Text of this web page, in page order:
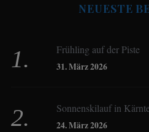
Birgit Werner
Christoph Schrahe
NEUESTE
Frühling auf der Piste
31. März 2026
Sonnenskilauf in
24. März 2026